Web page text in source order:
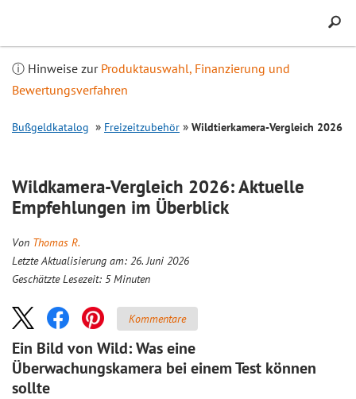
ⓘ Hinweise zur Produktauswahl, Finanzierung und
Bewertungsverfahren
Bußgeldkatalog Freizeitzubehör Wildtierkamera-Vergleich 2026
Wildkamera-Vergleich 2026: Aktuelle
Empfehlungen im Überblick
Von Thomas R.
Letzte Aktualisierung am: 26. Juni 2026
Geschätzte Lesezeit: 5 Minuten
Kommentare
Ein Bild von Wild: Was eine
Überwachungskamera bei einem Test können
sollte